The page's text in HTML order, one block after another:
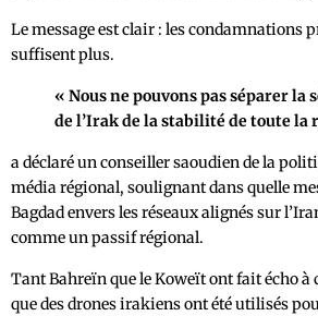
Le message est clair : les condamnations
suffisent plus.
« Nous ne pouvons pas séparer la
de l’Irak de la stabilité de toute la
a déclaré un conseiller saoudien de la
média régional, soulignant dans quelle
Bagdad envers les réseaux alignés sur
comme un passif régional.
Tant Bahreïn que le Koweït ont fait écho à
que des drones irakiens ont été utilisés